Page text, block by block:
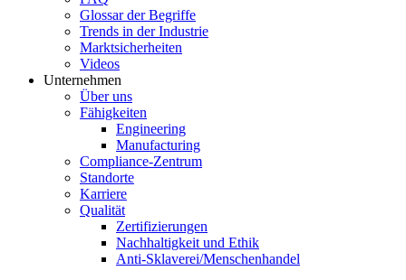
Glossar der Begriffe
Trends in der Industrie
Marktsicherheiten
Videos
Unternehmen
Über uns
Fähigkeiten
Engineering
Manufacturing
Compliance-Zentrum
Standorte
Karriere
Qualität
Zertifizierungen
Nachhaltigkeit und Ethik
Anti-Sklaverei/Menschenhandel